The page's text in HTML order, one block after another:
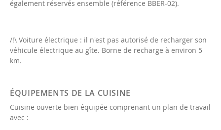
également réservés ensemble (référence BBER-02).
/!\ Voiture électrique : il n'est pas autorisé de recharger son
véhicule électrique au gîte. Borne de recharge à environ 5
km.
ÉQUIPEMENTS DE LA CUISINE
Cuisine ouverte bien équipée comprenant un plan de travail
avec :